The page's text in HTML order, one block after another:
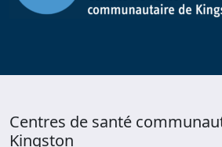
Centres de santé
Kingston